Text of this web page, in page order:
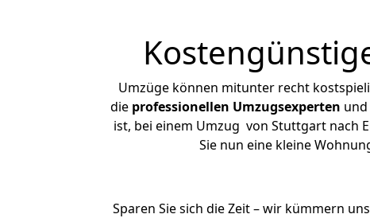
Umzüge können mitunter recht
die professionellen Umzugsexperten
ist, bei einem Umzug von Stuttgart nach
Sie nun eine kleine
Sparen Sie sich die Zeit – wir kümmern